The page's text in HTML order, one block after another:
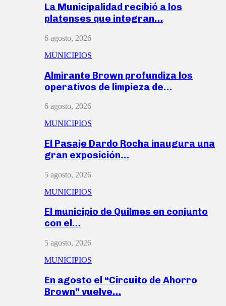
La Municipalidad recibió a los
platenses que integran…
6 agosto, 2026
MUNICIPIOS
Almirante Brown profundiza los
operativos de limpieza de…
6 agosto, 2026
MUNICIPIOS
El Pasaje Dardo Rocha inaugura una
gran exposición…
5 agosto, 2026
MUNICIPIOS
El municipio de Quilmes en conjunto
con el…
5 agosto, 2026
MUNICIPIOS
En agosto el “Circuito de Ahorro
Brown” vuelve…